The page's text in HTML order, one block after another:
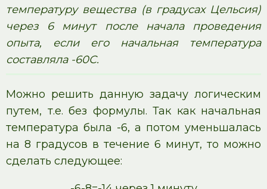
температуру вещества (в градусах Цельсия)
через 6 минут после начала проведения
опыта, если его начальная температура
составляла -60С.
Можно решить данную задачу логическим
путем, т.е. без формулы. Так как начальная
температура была -6, а потом уменьшалась
на 8 градусов в течение 6 минут, то можно
сделать следующее: